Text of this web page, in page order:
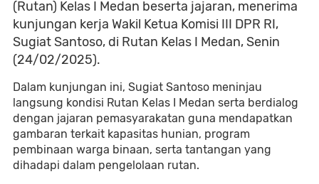
(Rutan) Kelas I Medan beserta jajaran, menerima
kunjungan kerja Wakil Ketua Komisi III DPR RI,
Sugiat Santoso, di Rutan Kelas I Medan, Senin
(24/02/2025).
Dalam kunjungan ini, Sugiat Santoso meninjau
langsung kondisi Rutan Kelas I Medan serta berdialog
dengan jajaran pemasyarakatan guna mendapatkan
gambaran terkait kapasitas hunian, program
pembinaan warga binaan, serta tantangan yang
dihadapi dalam pengelolaan rutan.